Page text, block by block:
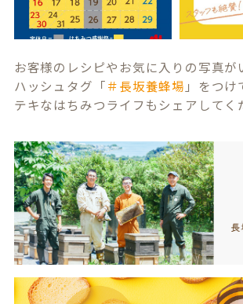
お客様のレシピやお気に入りの写真が
ハッシュタグ「＃長坂養蜂場 」をつけ
テキなはちみつライフもシェアして